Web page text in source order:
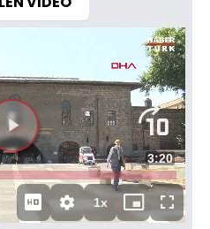
Videoyu
Oynat
Toplam
Süre
3:20
1xOynatma
Hızı
Mini
oynatıcı
Tam
Ekran